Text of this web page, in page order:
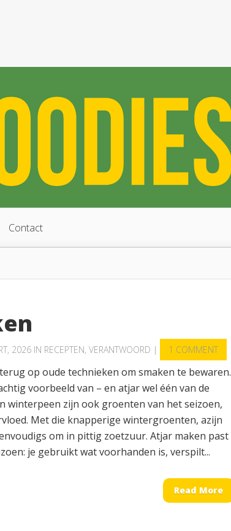
Contact
2026 IN RECEPTEN, VERANTWOORD | 1 COMMENT
op oude technieken om smaken te bewaren.
voorbeeld van – en atjar wel één van de
winterpeen zijn ook groenten van het seizoen,
Met die knapperige wintergroenten, azijn
om in pittig zoetzuur. Atjar maken past
je gebruikt wat voorhanden is, verspilt...
Read More